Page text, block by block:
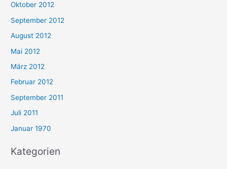
Oktober 2012
September 2012
August 2012
Mai 2012
März 2012
Februar 2012
September 2011
Juli 2011
Januar 1970
Kategorien